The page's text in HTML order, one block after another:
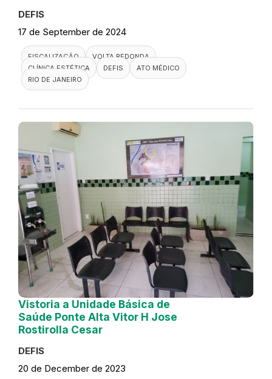
DEFIS
17 de September de 2024
FISCALIZAÇÃO
VOLTA REDONDA
CLÍNICA ESTÉTICA
DEFIS
ATO MÉDICO
RIO DE JANEIRO
Vistoria a Unidade Básica de
Saúde Ponte Alta Vitor H Jose
Rostirolla Cesar
DEFIS
20 de December de 2023